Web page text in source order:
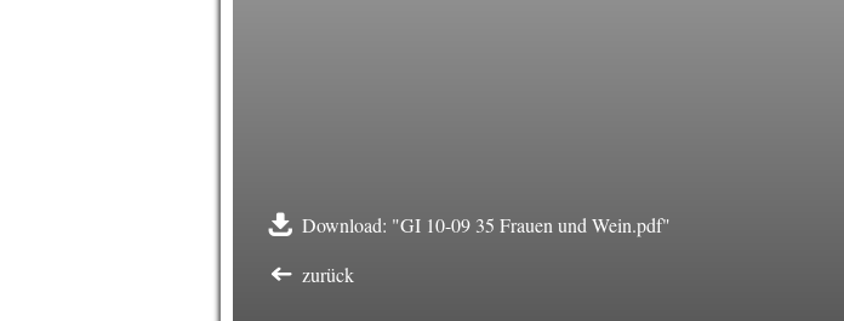
Download: "GI 10-09 35 Frauen und Wein.pdf"
zurück